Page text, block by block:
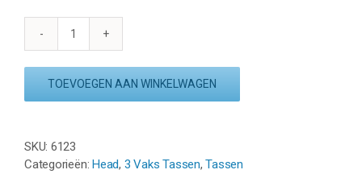
HEAD
RACKETBAG
-
ZWART
TOEVOEGEN AAN WINKELWAGEN
SKU: 6123
Categorieën:Head, 3 Vaks Tassen,Tassen